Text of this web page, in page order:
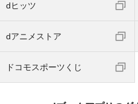
dヒッツ
dアニメストア
ドコモスポーツくじ